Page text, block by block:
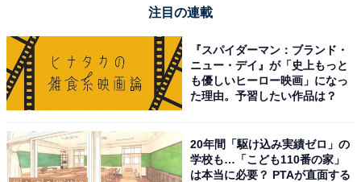
バスケットは手前のボタンを押しながら引き出せます。
かなり広いですね！ 4.7Ｌはおよそ3～5人前の容量に相
当するとか。30～50代のファミリー層によく売れてい
る、という理由もよく分かります。
注目の連載
『スパイダーマン：ブランド・
ニュー・デイ』が「史上もっと
も優しいヒーロー映画」になっ
た理由。予習したい作品は？
20年間「駆け込み実績ゼロ」の
学校も…「こども110番の家」
は本当に必要？ PTAが直面する